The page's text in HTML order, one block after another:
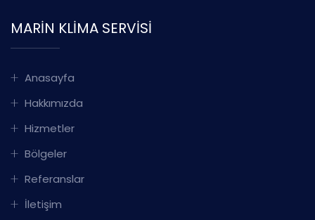
MARIN KLIMA SERVISI
Anasayfa
Hakkımızda
Hizmetler
Bölgeler
Referanslar
İletişim